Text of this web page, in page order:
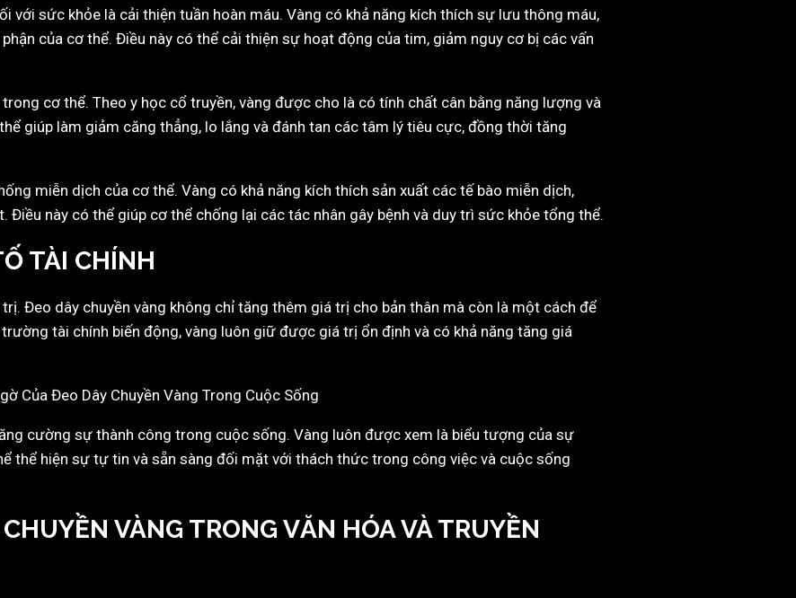
với sức khỏe là cải thiện tuần hoàn máu. Vàng có khả năng kích thích sự lưu thông máu,
của cơ thể. Điều này có thể cải thiện sự hoạt động của tim, giảm nguy cơ bị các vấn
cơ thể. Theo y học cổ truyền, vàng được cho là có tính chất cân bằng năng lượng và
giúp làm giảm căng thẳng, lo lắng và đánh tan các tâm lý tiêu cực, đồng thời tăng
miễn dịch của cơ thể. Vàng có khả năng kích thích sản xuất các tế bào miễn dịch,
này có thể giúp cơ thể chống lại các tác nhân gây bệnh và duy trì sức khỏe tổng thể.
TÀI CHÍNH
Đeo dây chuyền vàng không chỉ tăng thêm giá trị cho bản thân mà còn là một cách để
tài chính biến động, vàng luôn giữ được giá trị ổn định và có khả năng tăng giá
cường sự thành công trong cuộc sống. Vàng luôn được xem là biểu tượng của sự
thể hiện sự tự tin và sẵn sàng đối mặt với thách thức trong công việc và cuộc sống
VÀNG TRONG VĂN HÓA VÀ TRUYỀN